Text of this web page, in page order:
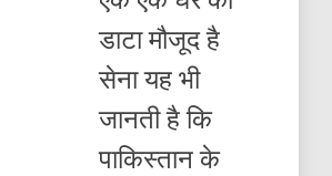
डाटा मौजूद है
सेना यह भी
जानती है कि
पाकिस्तान के